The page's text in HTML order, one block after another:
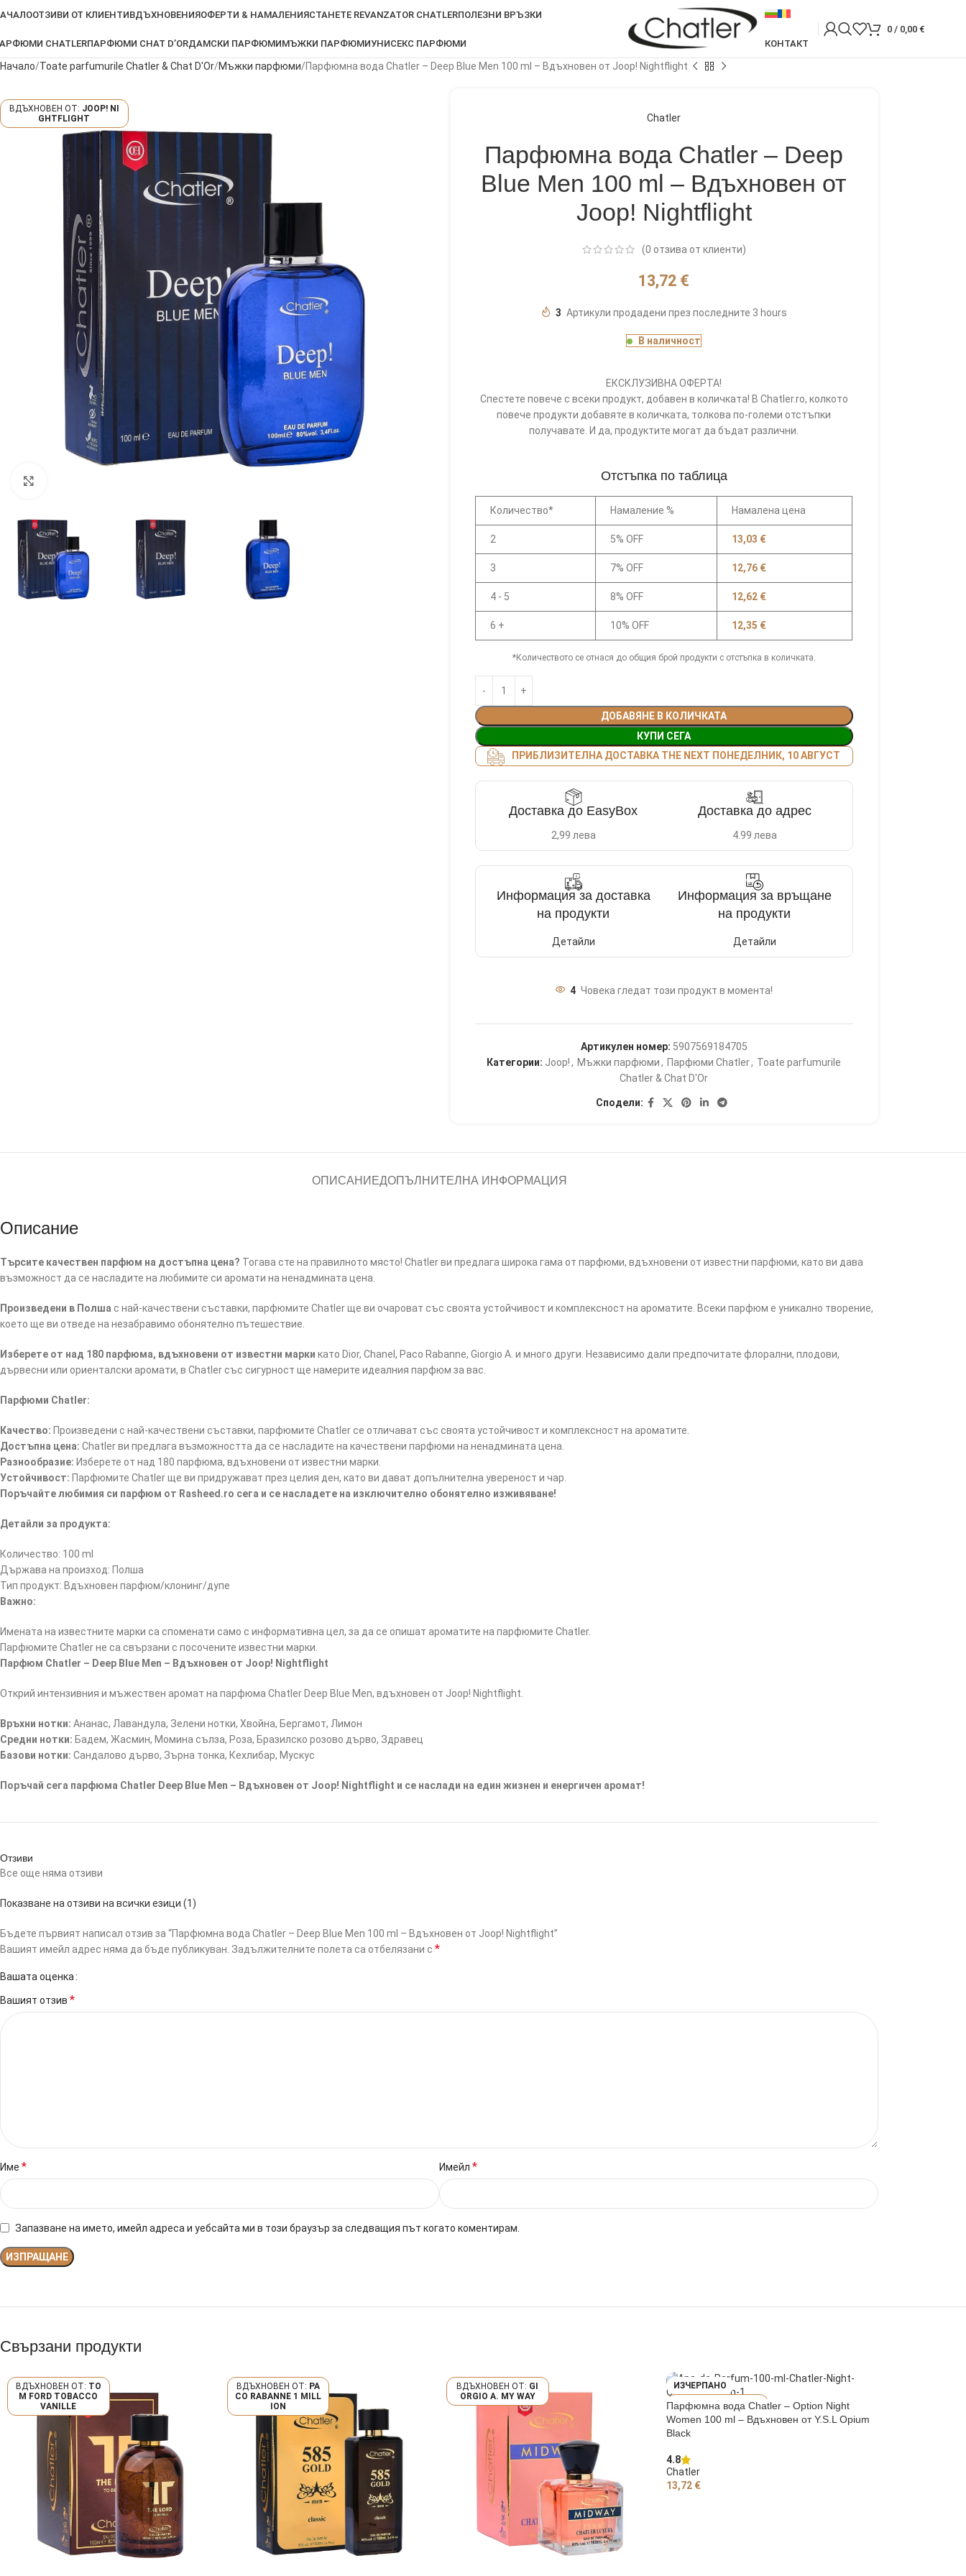
ОТЗИВИ ОТ КЛИЕНТИВДЪХНОВЕНИЯОФЕРТИ & НАМАЛЕНИЯСТАНЕТЕ REVANZATOR CHATLERПОЛЕЗНИ ВРЪЗКИ
CHATLERПАРФЮМИ CHAT D’ORДАМСКИ ПАРФЮМИМЪЖКИ ПАРФЮМИУНИСЕКС ПАРФЮМИ КОНТАКТ
0 / 0,00 €
Начало Toate parfumurile Chatler & Chat D'Or Мъжки парфюми Парфюмна вода Chatler – Deep Blue Men 100 ml – Вдъхновен от Joop! Nightflight
JOOP! NI
GHTFLIGHT
Chatler
Парфюмна вода Chatler – Deep
Blue Men 100 ml – Вдъхновен от
Joop! Nightflight
(0 отзива от клиенти)
13,72 €
3 Артикули продадени през последните 3 hours
В наличност
ЕКСКЛУЗИВНА ОФЕРТА!
Спестете повече с всеки продукт, добавен в количката! В Chatler.ro, колкото
повече продукти добавяте в количката, толкова по-големи отстъпки
получавате. И да, продуктите могат да бъдат различни.
Отстъпка по таблица
Количество* Намаление % Намалена цена
2 5% OFF 13,03 €
3 7% OFF 12,76 €
4 - 5 8% OFF 12,62 €
6 + 10% OFF 12,35 €
*Количеството се отнася до общия брой продукти с отстъпка в количката.
ДОБАВЯНЕ В КОЛИЧКАТА
КУПИ СЕГА
ПРИБЛИЗИТЕЛНА ДОСТАВКА THE NEXT ПОНЕДЕЛНИК, 10 АВГУСТ
Доставка до EasyBox
2,99 лева
Доставка до адрес
4.99 лева
Информация за доставка
на продукти
Детайли
Информация за връщане
на продукти
Детайли
4 Човека гледат този продукт в момента!
Артикулен номер: 5907569184705
Категории: Joop! , Мъжки парфюми , Парфюми Chatler, Toate parfumurile
Chatler & Chat D'Or
Сподели:
ОПИСАНИЕДОПЪЛНИТЕЛНА ИНФОРМАЦИЯ
Описание
Търсите качествен парфюм на достъпна цена? Тогава сте на правилното място! Chatler ви предлага широка гама от парфюми, вдъхновени от известни парфюми, като ви дава
възможност да се насладите на любимите си аромати на ненадмината цена.
Произведени в Полша с най-качествени съставки, парфюмите Chatler ще ви очароват със своята устойчивост и комплексност на ароматите. Всеки парфюм е уникално творение,
което ще ви отведе на незабравимо обонятелно пътешествие.
Изберете от над 180 парфюма, вдъхновени от известни марки като Dior, Chanel, Paco Rabanne, Giorgio A. и много други. Независимо дали предпочитате флорални, плодови,
дървесни или ориенталски аромати, в Chatler със сигурност ще намерите идеалния парфюм за вас.
Парфюми Chatler:
Качество: Произведени с най-качествени съставки, парфюмите Chatler се отличават със своята устойчивост и комплексност на ароматите.
Достъпна цена: Chatler ви предлага възможността да се насладите на качествени парфюми на ненадмината цена.
Разнообразие: Изберете от над 180 парфюма, вдъхновени от известни марки.
Устойчивост: Парфюмите Chatler ще ви придружават през целия ден, като ви дават допълнителна увереност и чар.
Поръчайте любимия си парфюм от Rasheed.ro сега и се насладете на изключително обонятелно изживяване!
Детайли за продукта:
Количество: 100 ml
Държава на произход: Полша
Тип продукт: Вдъхновен парфюм/клонинг/дупе
Важно:
Имената на известните марки са споменати само с информативна цел, за да се опишат ароматите на парфюмите Chatler.
Парфюмите Chatler не са свързани с посочените известни марки.
Парфюм Chatler – Deep Blue Men – Вдъхновен от Joop! Nightflight
Открий интензивния и мъжествен аромат на парфюма Chatler Deep Blue Men, вдъхновен от Joop! Nightflight.
Връхни нотки: Ананас, Лавандула, Зелени нотки, Хвойна, Бергамот, Лимон
Средни нотки: Бадем, Жасмин, Момина сълза, Роза, Бразилско розово дърво, Здравец
Базови нотки: Сандалово дърво, Зърна тонка, Кехлибар, Мускус
Поръчай сега парфюма Chatler Deep Blue Men – Вдъхновен от Joop! Nightflight и се наслади на един жизнен и енергичен аромат!
Отзиви
Все още няма отзиви
Показване на отзиви на всички езици (1)
Бъдете първият написал отзив за “Парфюмна вода Chatler – Deep Blue Men 100 ml – Вдъхновен от Joop! Nightflight”
Вашият имейл адрес няма да бъде публикуван. Задължителните полета са отбелязани с *
Вашата оценка
Вашият отзив *
Име * Имейл *
Запазване на името, имейл адреса и уебсайта ми в този браузър за следващия път когато коментирам.
Свързани продукти
TO
M FORD TOBACCO
VANILLE
PA
CO RABANNE 1 MILL
ION
GI
ORGIO A. MY WAY
ИЗЧЕРПАНО
YV
ES SAINT LAURENT
OPIUM BLACK
Парфюмна вода Chatler – Option Night
Women 100 ml – Вдъхновен от Y.S.L Opium
Black
4.8
Chatler
13,72 €